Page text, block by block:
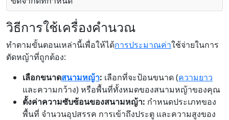
วิธีการใช้เครื่องคำนวณ
ทำตามขั้นตอนเหล่านี้เพื่อให้ได้การประมาณค่าใช้จ่ายในการ
ตัดหญ้าที่ถูกต้อง:
เลือกขนาดสนามหญ้า: เลือกที่จะป้อนขนาด (ความยาว
และความกว้าง) หรือพื้นที่ทั้งหมดของสนามหญ้าของคุณ
ตั้งค่าความซับซ้อนของสนามหญ้า: กำหนดประเภทของ
พื้นที่ จำนวนอุปสรรค การเข้าถึงประตู และความสูงของ